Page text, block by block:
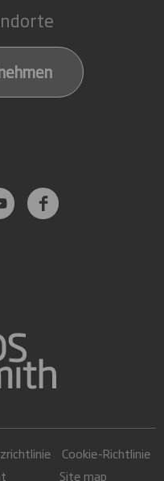
Cookie-Richtlinie
Site map